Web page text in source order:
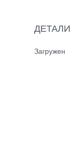
ДЕТАЛИ
Загружен